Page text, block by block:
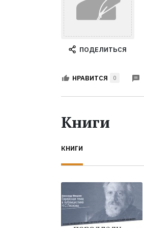
ПОДЕЛИТЬСЯ
НРАВИТСЯ 0
Книги
КНИГИ